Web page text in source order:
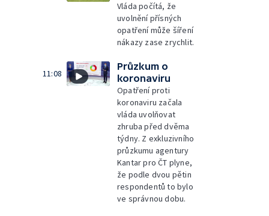
Vláda počítá, že
uvolnění přísných
opatření může šíření
nákazy zase zrychlit.
11:08
Průzkum o
koronaviru
Opatření proti
koronaviru začala
vláda uvolňovat
zhruba před dvěma
týdny. Z exkluzivního
průzkumu agentury
Kantar pro ČT plyne,
že podle dvou pětin
respondentů to bylo
ve správnou dobu.